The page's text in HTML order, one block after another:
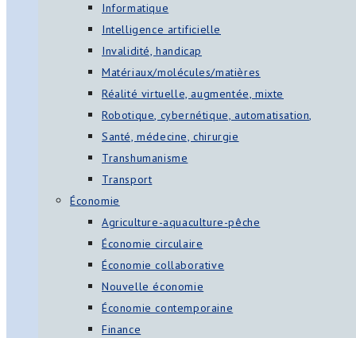
Informatique
Intelligence artificielle
Invalidité, handicap
Matériaux/molécules/matières
Réalité virtuelle, augmentée, mixte
Robotique, cybernétique, automatisation,
Santé, médecine, chirurgie
Transhumanisme
Transport
Économie
Agriculture-aquaculture-pêche
Économie circulaire
Économie collaborative
Nouvelle économie
Économie contemporaine
Finance